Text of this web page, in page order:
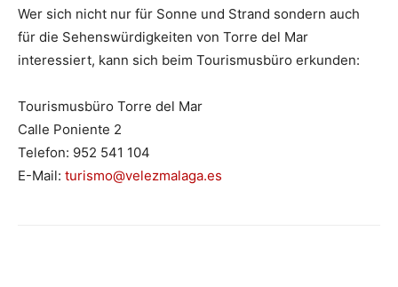
Wer sich nicht nur für Sonne und Strand sondern auch
für die Sehenswürdigkeiten von Torre del Mar
interessiert, kann sich beim Tourismusbüro erkunden:
Tourismusbüro Torre del Mar
Calle Poniente 2
Telefon: 952 541 104
E-Mail: turismo@velezmalaga.es